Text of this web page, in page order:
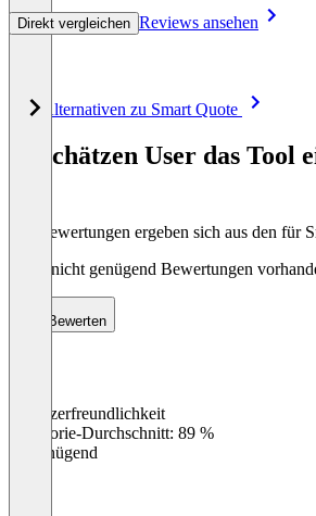
Direkt vergleichen Reviews ansehen
Item
Alle Alternativen zu Smart Quote
So schätzen User das Tool
Die Bewertungen ergeben sich aus den für
Noch nicht genügend Bewertungen
Bewerten
Benutzerfreundlichkeit
Kategorie-Durchschnitt: 89 %
Ungenügend